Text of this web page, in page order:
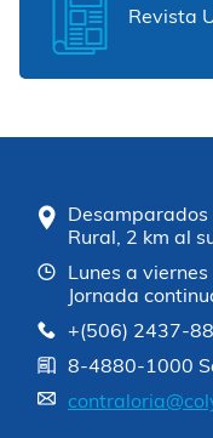
Revista
Rural, 2 km al
Lunes a
Jornada
+(506) 2437-
8-4880-1000